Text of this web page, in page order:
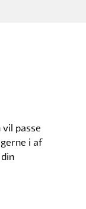
passe
i af